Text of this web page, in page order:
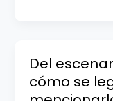
y
por
qué
Del
cómo se